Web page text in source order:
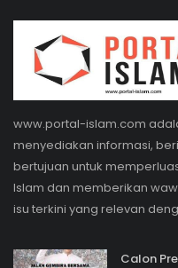
www.portal-islam.com
menyediakan informasi,
bertujuan untuk
Islam dan memberikan
isu terkini yang relevan
Calon